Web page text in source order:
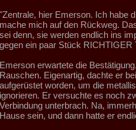
"Zentrale, hier Emerson. Ich habe
mache mich auf den Rückweg.
sei denn, sie werden endlich ins
gegen ein paar Stück RICHTIGER
Emerson erwartete die
Rauschen. Eigenartig, dachte er
aufgerüstet worden, um die
ignorieren. Er versuchte es noch
Verbindung unterbrach. Na,
Hause sein, und dann hatte er